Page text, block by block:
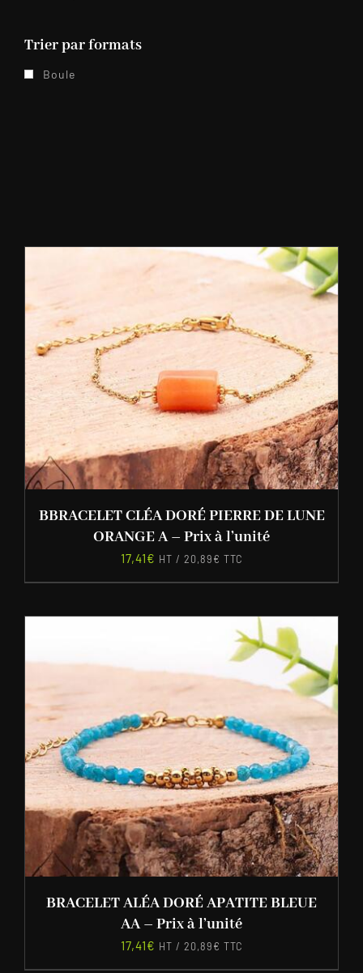
BBRACELET CLÉA DORÉ PIERRE DE LUNE
ORANGE A – Prix à l’unité
17,41€ HT / 20,89€ TTC
BRACELET ALÉA DORÉ APATITE BLEUE
AA – Prix à l’unité
17,41€ HT / 20,89€ TTC
Trier par formats
Boule